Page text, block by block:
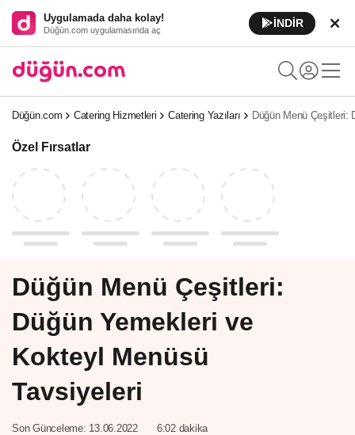
Uygulamada daha kolay!
Düğün.com uygulamasında aç
İNDİR
Düğün.com Catering Hizmetleri Catering Yazıları Düğün Menü Çeşitleri:
Özel Fırsatlar
Düğün Menü Çeşitleri:
Düğün Yemekleri ve
Kokteyl Menüsü
Tavsiyeleri
Son Günceleme: 13.06.2022 6:02 dakika